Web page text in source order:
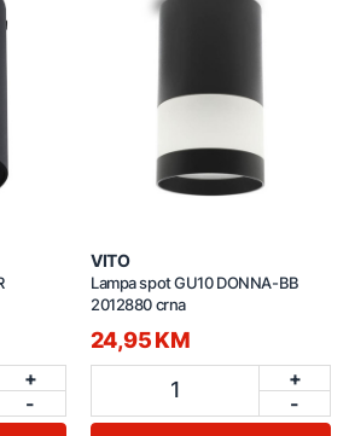
+
-
VITO
Lampa spot GU10 DONNA-BB
2012880 crna
24,95 KM
1
+
-